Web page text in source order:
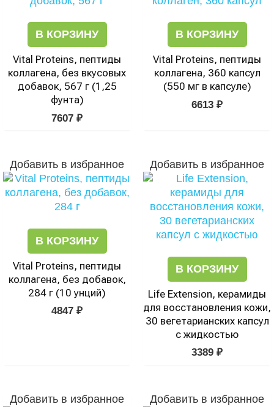
В КОРЗИНУ
Vital Proteins, пептиды
коллагена, без вкусовых
добавок, 567 г (1,25
фунта)
7607 ₽
В КОРЗИНУ
Vital Proteins, пептиды
коллагена, 360 капсул
(550 мг в капсуле)
6613 ₽
Добавить в избранное
В КОРЗИНУ
Vital Proteins, пептиды
коллагена, без добавок,
284 г (10 унций)
4847 ₽
Добавить в избранное
В КОРЗИНУ
Life Extension, керамиды
для восстановления кожи,
30 вегетарианских капсул
с жидкостью
3389 ₽
Добавить в избранное Добавить в избранное